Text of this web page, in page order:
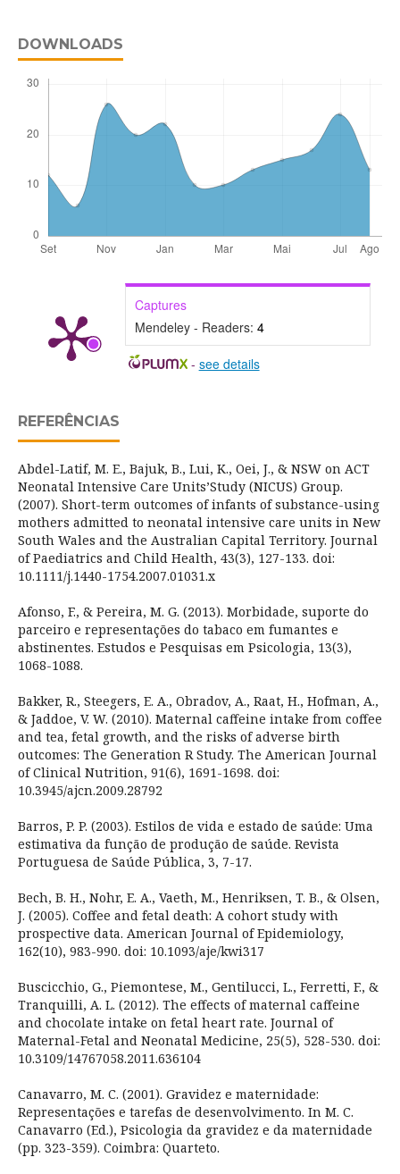
DOWNLOADS
Captures
Mendeley - Readers: 4
- see details
REFERÊNCIAS
Abdel-Latif, M. E., Bajuk, B., Lui, K., Oei, J., & NSW on ACT
Neonatal Intensive Care Units’Study (NICUS) Group.
(2007). Short-term outcomes of infants of substance-using
mothers admitted to neonatal intensive care units in New
South Wales and the Australian Capital Territory. Journal
of Paediatrics and Child Health, 43(3), 127-133. doi:
10.1111/j.1440-1754.2007.01031.x
Afonso, F., & Pereira, M. G. (2013). Morbidade, suporte do
parceiro e representações do tabaco em fumantes e
abstinentes. Estudos e Pesquisas em Psicologia, 13(3),
1068-1088.
Bakker, R., Steegers, E. A., Obradov, A., Raat, H., Hofman, A.,
& Jaddoe, V. W. (2010). Maternal caffeine intake from coffee
and tea, fetal growth, and the risks of adverse birth
outcomes: The Generation R Study. The American Journal
of Clinical Nutrition, 91(6), 1691-1698. doi:
10.3945/ajcn.2009.28792
Barros, P. P. (2003). Estilos de vida e estado de saúde: Uma
estimativa da função de produção de saúde. Revista
Portuguesa de Saúde Pública, 3, 7-17.
Bech, B. H., Nohr, E. A., Vaeth, M., Henriksen, T. B., & Olsen,
J. (2005). Coffee and fetal death: A cohort study with
prospective data. American Journal of Epidemiology,
162(10), 983-990. doi: 10.1093/aje/kwi317
Buscicchio, G., Piemontese, M., Gentilucci, L., Ferretti, F., &
Tranquilli, A. L. (2012). The effects of maternal caffeine
and chocolate intake on fetal heart rate. Journal of
Maternal-Fetal and Neonatal Medicine, 25(5), 528-530. doi:
10.3109/14767058.2011.636104
Canavarro, M. C. (2001). Gravidez e maternidade:
Representações e tarefas de desenvolvimento. In M. C.
Canavarro (Ed.), Psicologia da gravidez e da maternidade
(pp. 323-359). Coimbra: Quarteto.